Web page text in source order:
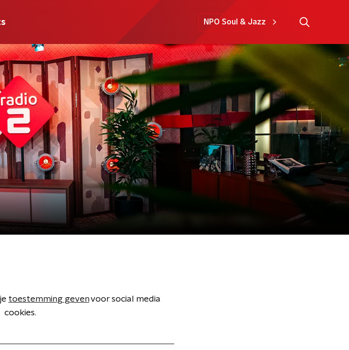
NPO Soul & Jazz
toestemming gevenvoor social media
cookies.